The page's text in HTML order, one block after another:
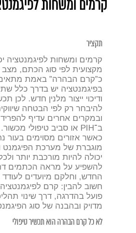
קרמים ומשחות
תקציר
קרמים ומשחות
מקצועית לפי סוג הכתם, מצב
כ”קרם הבהרה” באמת מתאים
בפיגמנטציה יש בדרך כלל
ודיכוי ייצור מלנין חדש. לכן
להיבחר רק לפי הבטחה
ובמקרים אחרים עדיף להפריד
ב־PIH או סביב טיפולי מכשור.
כאשר אזורים מסוימים בעור
מוגברת של מערכת הפיגמנט
יכולה להיות מורכבת יותר
להשפיע על מראה הכתמים
החדש, וחלקם מיועדים
חשוב להבין: קרם
פועל בהדרגה, דרך שינוי
מדויק ובהבנה של סוג
לא כל קרם הבהרה הוא תכשיר טיפולי